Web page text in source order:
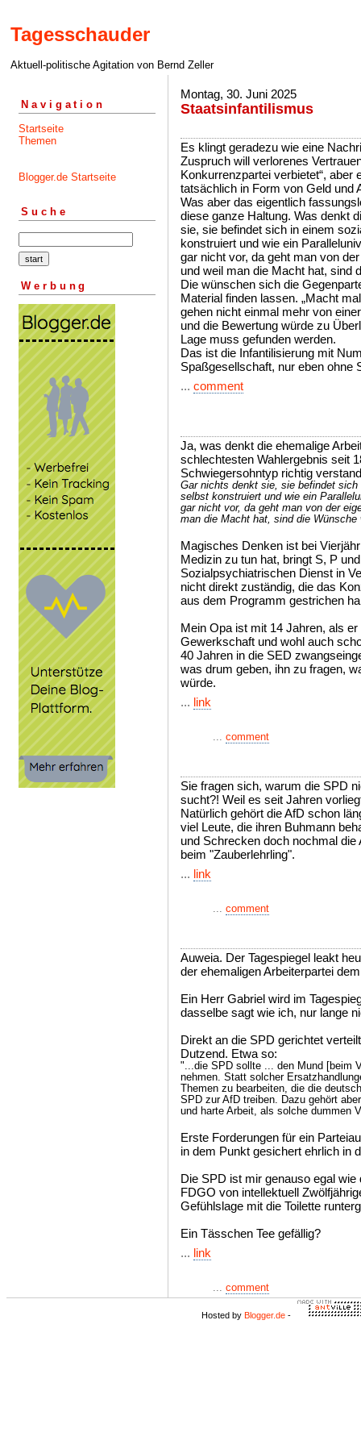
Tagesschauder
Aktuell-politische Agitation von Bernd Zeller
Navigation
Startseite
Themen
Blogger.de Startseite
Suche
Werbung
Montag, 30. Juni 2025
Staatsinfantilismus
Es klingt geradezu wie eine
Zuspruch will verlorenes
Konkurrenzpartei verbietet“,
tatsächlich in Form von Geld und
Was aber das eigentlich
diese ganze Haltung. Was denkt
sie, sie befindet sich in einem
konstruiert und wie ein
gar nicht vor, da geht man von
und weil man die Macht hat, sind
Die wünschen sich die
Material finden lassen. „Macht
gehen nicht einmal mehr von
und die Bewertung würde zu
Lage muss gefunden werden.
Das ist die Infantilisierung mit
Spaßgesellschaft, nur eben ohne
... comment
Ja, was denkt die ehemalige
schlechtesten Wahlergebnis seit
Schwiegersohntyp richtig
Gar nichts denkt sie, sie befindet
selbst konstruiert und wie ein
gar nicht vor, da geht man von der
man die Macht hat, sind die Wünsche
Magisches Denken ist bei
Medizin zu tun hat, bringt S, P
Sozialpsychiatrischen Dienst in
nicht direkt zuständig, die das
aus dem Programm gestrichen
Mein Opa ist mit 14 Jahren, als
Gewerkschaft und wohl auch
40 Jahren in die SED
was drum geben, ihn zu fragen,
würde.
... link
... comment
Sie fragen sich, warum die SPD
sucht?! Weil es seit Jahren
Natürlich gehört die AfD schon
viel Leute, die ihren Buhmann
und Schrecken doch nochmal
beim "Zauberlehrling".
... link
... comment
Auweia. Der Tagespiegel leakt
der ehemaligen Arbeiterpartei
Ein Herr Gabriel wird im
dasselbe sagt wie ich, nur lange
Direkt an die SPD gerichtet
Dutzend. Etwa so:
"...die SPD sollte ... den Mund [beim
nehmen. Statt solcher
Themen zu bearbeiten, die die
SPD zur AfD treiben. Dazu gehört
und harte Arbeit, als solche dummen
Erste Forderungen für ein
in dem Punkt gesichert ehrlich in
Die SPD ist mir genauso egal
FDGO von intellektuell
Gefühlslage mit die Toilette
Ein Tässchen Tee gefällig?
... link
... comment
Hosted by Blogger.de -